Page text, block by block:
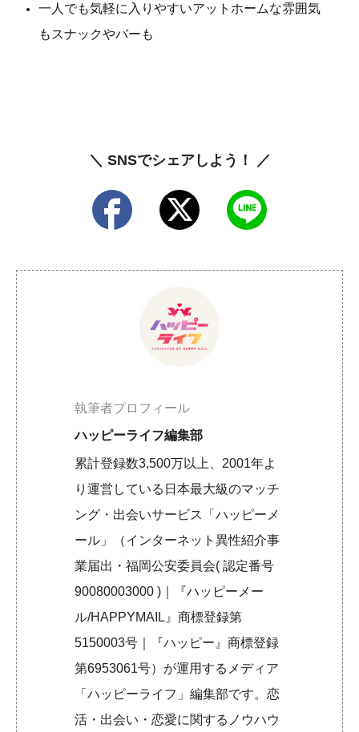
一人でも気軽に入りやすいアットホームな雰囲気
もスナックやバーも
＼ SNSでシェアしよう！ ／
執筆者プロフィール
ハッピーライフ編集部
累計登録数3,500万以上、2001年よ
り運営している日本最大級のマッチ
ング・出会いサービス「ハッピーメ
ール」（インターネット異性紹介事
業届出・福岡公安委員会( 認定番号
90080003000 )｜『ハッピーメー
ル/HAPPYMAIL』商標登録第
5150003号｜『ハッピー』商標登録
第6953061号）が運用するメディア
「ハッピーライフ」編集部です。恋
活・出会い・恋愛に関するノウハウ